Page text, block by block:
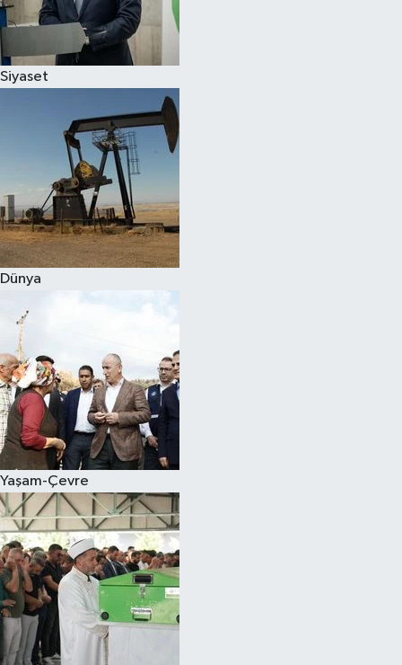
Siyaset
Dünya
Yaşam-Çevre
Spor
Çocuk
Eğitim
Hava Durumu
Kadın
Kültür Sanat
Sağlık
Siyaset
Teknoloji
Televizyon
Yaşam-Çevre